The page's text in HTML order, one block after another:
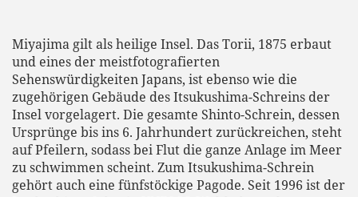
Miyajima gilt als heilige Insel. Das Torii, 1875 erbaut
und eines der meistfotografierten
Sehenswürdigkeiten Japans, ist ebenso wie die
zugehörigen Gebäude des Itsukushima-Schreins der
Insel vorgelagert. Die gesamte Shinto-Schrein, dessen
Ursprünge bis ins 6. Jahrhundert zurückreichen, steht
auf Pfeilern, sodass bei Flut die ganze Anlage im Meer
zu schwimmen scheint. Zum Itsukushima-Schrein
gehört auch eine fünfstöckige Pagode. Seit 1996 ist der